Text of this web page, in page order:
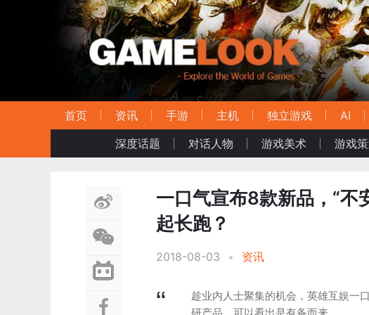
首页 资讯 手游 主机 独立游戏 AI
深度话题
对话人物 游戏美术 游戏
一口气宣布8款新品，“不
起长跑？
2018-08-03 • 资讯
趁业内人士聚集的机会，英雄互娱一